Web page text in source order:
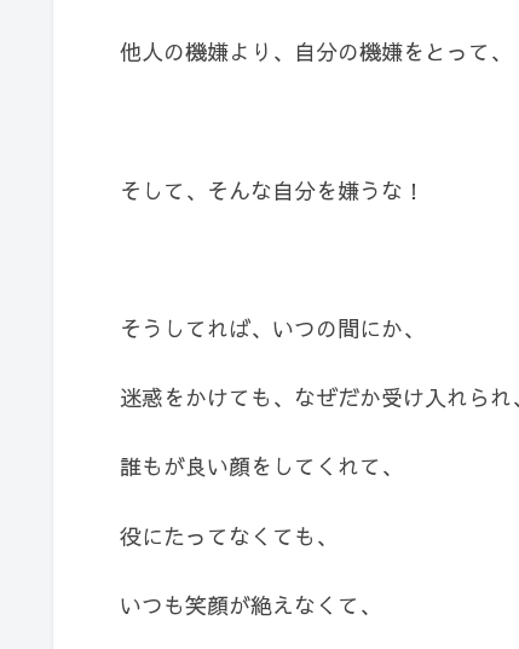
他人の機嫌より、自分の機嫌をとって、
そして、そんな自分を嫌うな！
そうしてれば、いつの間にか、
迷惑をかけても、なぜだか受け入れられ、
誰もが良い顔をしてくれて、
役にたってなくても、
いつも笑顔が絶えなくて、